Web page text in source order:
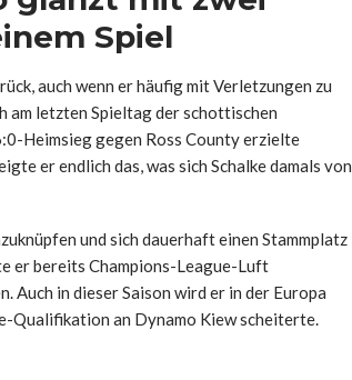
Spiel
auch wenn er häufig mit Verletzungen zu
am letzten Spieltag der schottischen
Heimsieg gegen Ross County erzielte
er endlich das, was sich Schalke damals von
und sich dauerhaft einen Stammplatz
er bereits Champions-League-Luft
Auch in dieser Saison wird er in der Europa
Qualifikation an Dynamo Kiew scheiterte.